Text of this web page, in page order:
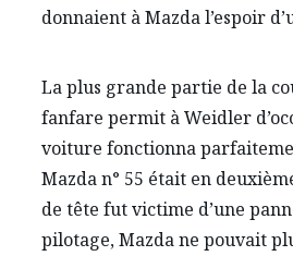
donnaient à Mazda l’espoir
La plus grande partie de la
fanfare permit à Weidler
voiture fonctionna
Mazda n° 55 était en
de tête fut victime d’une
pilotage, Mazda ne pouvait